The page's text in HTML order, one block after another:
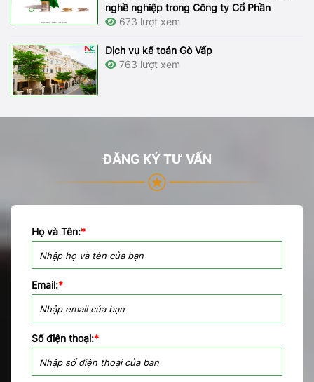
nghề nghiệp trong Công ty Cổ Phần
673 lượt xem
Dịch vụ kế toán Gò Vấp
763 lượt xem
ĐĂNG KÝ TƯ VẤN
Họ và Tên:*
Email:*
Số điện thoại:*